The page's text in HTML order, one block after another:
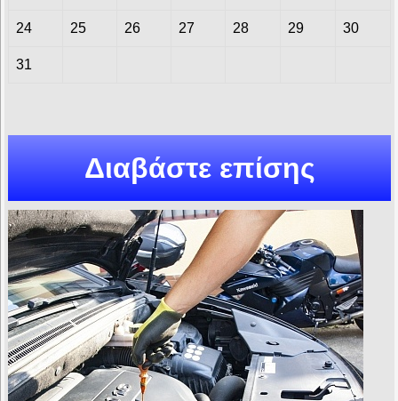
24 25 26 27 28 29 30
31
Διαβάστε επίσης